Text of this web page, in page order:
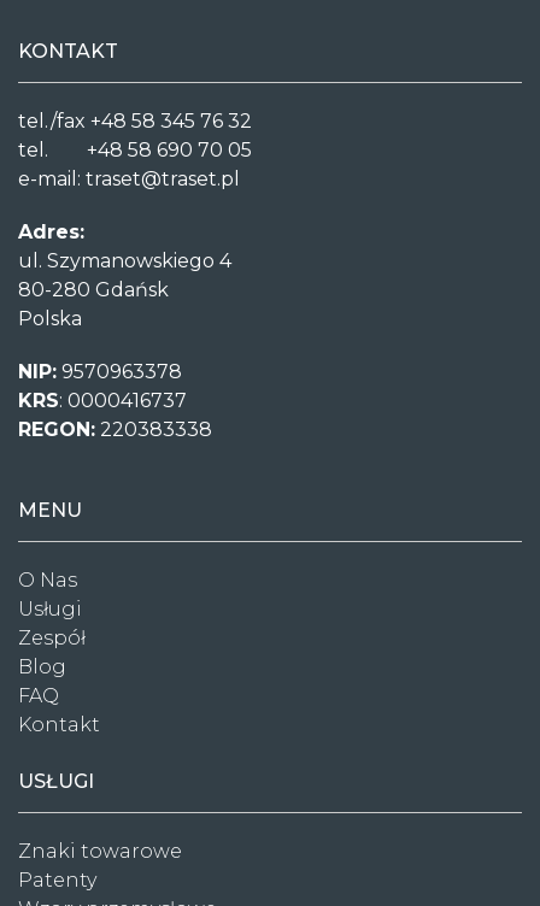
KONTAKT
tel./fax +48 58 345 76 32
tel. +48 58 690 70 05
e-mail: traset@traset.pl
Adres:
ul. Szymanowskiego 4
80-280 Gdańsk
Polska
NIP: 9570963378
KRS: 0000416737
REGON: 220383338
MENU
O Nas
Usługi
Zespół
Blog
FAQ
Kontakt
USŁUGI
Znaki towarowe
Patenty